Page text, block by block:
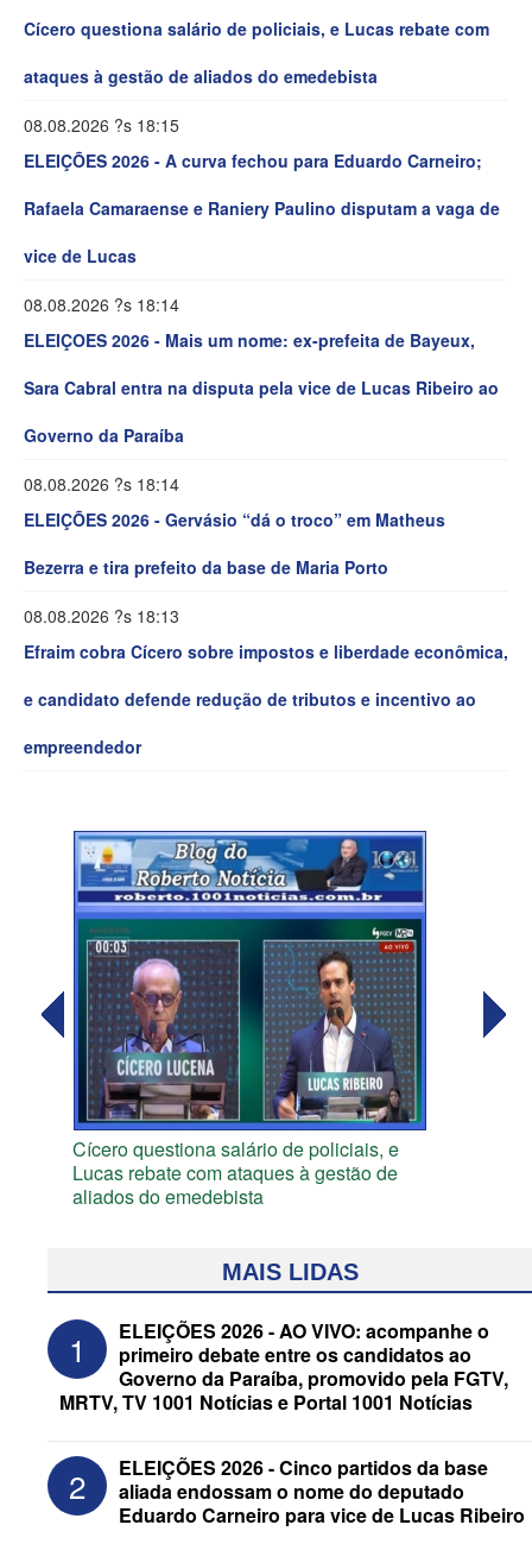
Cícero questiona salário de policiais, e Lucas rebate com
ataques à gestão de aliados do emedebista
08.08.2026 ?s 18:15
ELEIÇÕES 2026 - A curva fechou para Eduardo Carneiro;
Rafaela Camaraense e Raniery Paulino disputam a vaga de
vice de Lucas
08.08.2026 ?s 18:14
ELEIÇOES 2026 - Mais um nome: ex-prefeita de Bayeux,
Sara Cabral entra na disputa pela vice de Lucas Ribeiro ao
Governo da Paraíba
08.08.2026 ?s 18:14
ELEIÇÕES 2026 - Gervásio “dá o troco” em Matheus
Bezerra e tira prefeito da base de Maria Porto
08.08.2026 ?s 18:13
Efraim cobra Cícero sobre impostos e liberdade econômica,
e candidato defende redução de tributos e incentivo ao
empreendedor
Cícero questiona salário de policiais, e
Lucas rebate com ataques à gestão de
aliados do emedebista
MAIS LIDAS
1
ELEIÇÕES 2026 - AO VIVO: acompanhe o
primeiro debate entre os candidatos ao
Governo da Paraíba, promovido pela FGTV,
MRTV, TV 1001 Notícias e Portal 1001 Notícias
2
ELEIÇÕES 2026 - Cinco partidos da base
aliada endossam o nome do deputado
Eduardo Carneiro para vice de Lucas Ribeiro